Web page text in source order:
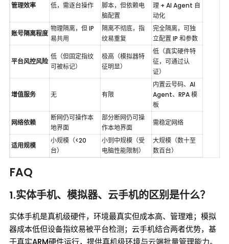
管理效率 低，需逐台操作
脚本，但依赖电
脑配置
理 + AI Agent 自
动化
账号隔离程度
物理隔离，但 IP
易共用
隔离不彻底，指
纹易重复
完全隔离，可独
立配置 IP 和参数
平台风控风险
低（但固定指纹
可被标记）
极高（模拟器特
征明显）
低（真实硬件特
征，可通过认
证）
增值服务 无 有限
内置云号码、AI
Agent、RPA 模
板
网络依赖
断网仍可操作本
地界面
部分断网仍可操
作本地界面
需稳定网络
适用规模
小规模（<20
台）
小到中规模（受
电脑性能限制）
大规模（数十至
数百台）
FAQ
1.实体手机、模拟器、云手机的区别是什么？
实体手机是真机级硬件，环境最真实但成本高、管理难；模拟
器成本低但设备指纹易被平台检测；云手机结合两者优势，基
于真实ARM硬件运行，提供真机级环境与云端批量管理能力。